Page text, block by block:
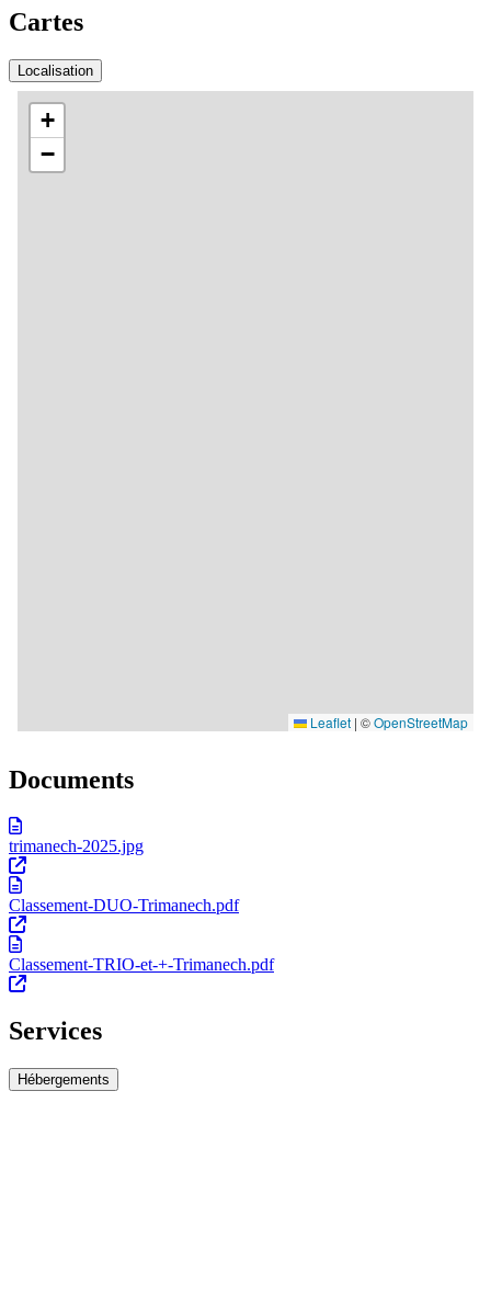
Cartes
Localisation
Documents
trimanech-2025.jpg
Classement-DUO-Trimanech.pdf
Classement-TRIO-et-+-Trimanech.pdf
Services
Hébergements